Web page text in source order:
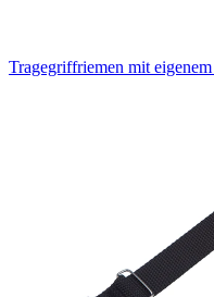
Tragegriffriemen mit